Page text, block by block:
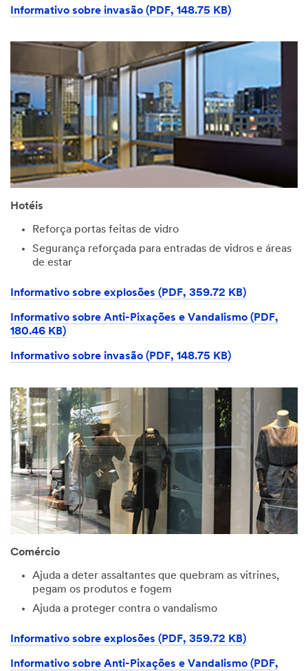
Informativo sobre invasão (PDF, 148.75 KB)
Hotéis
Reforça portas feitas de vidro
Segurança reforçada para entradas de vidros e áreas
de estar
Informativo sobre explosões (PDF, 359.72 KB)
Informativo sobre Anti-Pixações e Vandalismo (PDF,
180.46 KB)
Informativo sobre invasão (PDF, 148.75 KB)
Comércio
Ajuda a deter assaltantes que quebram as vitrines,
pegam os produtos e fogem
Ajuda a proteger contra o vandalismo
Informativo sobre explosões (PDF, 359.72 KB)
Informativo sobre Anti-Pixações e Vandalismo (PDF,